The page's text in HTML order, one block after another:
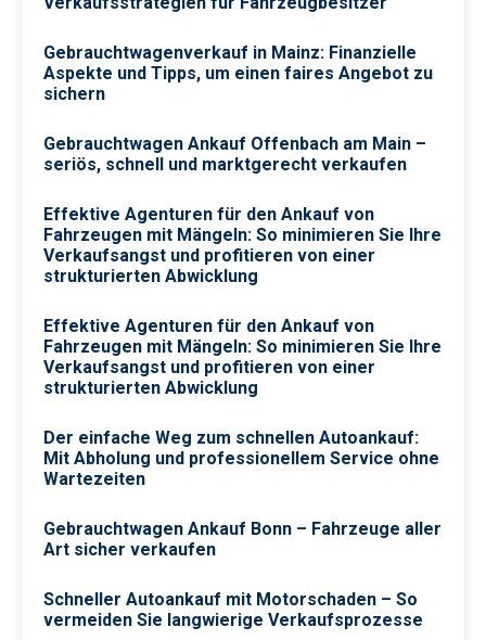
Gebrauchtwagenverkauf in Mainz: Finanzielle
Aspekte und Tipps, um einen faires Angebot zu
sichern
Gebrauchtwagen Ankauf Offenbach am Main –
seriös, schnell und marktgerecht verkaufen
Effektive Agenturen für den Ankauf von
Fahrzeugen mit Mängeln: So minimieren Sie Ihre
Verkaufsangst und profitieren von einer
strukturierten Abwicklung
Effektive Agenturen für den Ankauf von
Fahrzeugen mit Mängeln: So minimieren Sie Ihre
Verkaufsangst und profitieren von einer
strukturierten Abwicklung
Der einfache Weg zum schnellen Autoankauf:
Mit Abholung und professionellem Service ohne
Wartezeiten
Gebrauchtwagen Ankauf Bonn – Fahrzeuge aller
Art sicher verkaufen
Schneller Autoankauf mit Motorschaden – So
vermeiden Sie langwierige Verkaufsprozesse